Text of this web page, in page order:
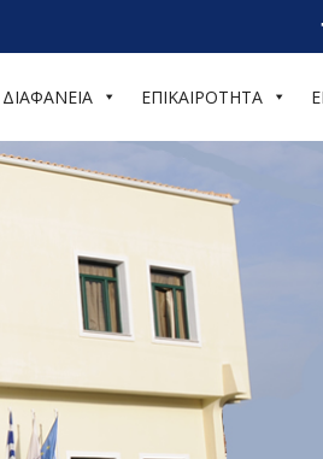
ΔΙΑΦΑΝΕΙΑ ΕΠΙΚΑΙΡΟΤΗΤΑ